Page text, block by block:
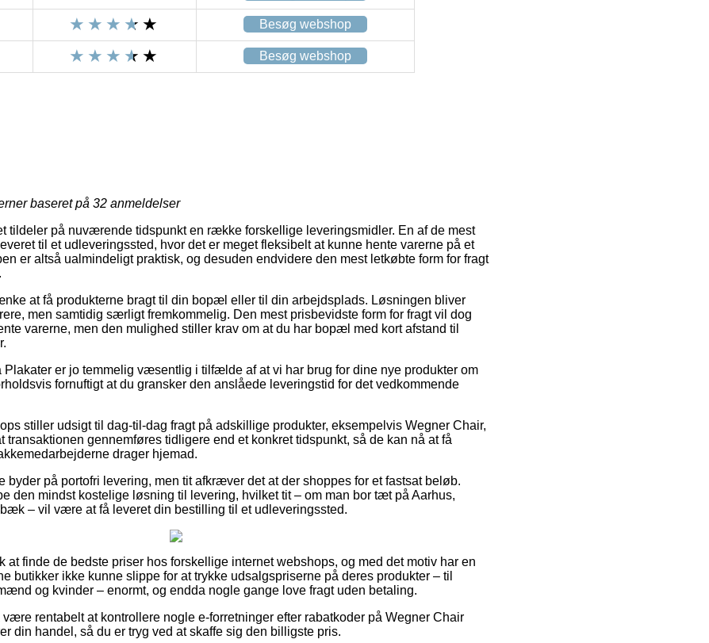
Besøg webshop
Besøg webshop
baseret på 32 anmeldelser
tildeler på nuværende tidspunkt en række forskellige leveringsmidler. En af de mest
til et udleveringssted, hvor det er meget fleksibelt at kunne hente varerne på et
er altså ualmindeligt praktisk, og desuden endvidere den mest letkøbte form for fragt
at få produkterne bragt til din bopæl eller til din arbejdsplads. Løsningen bliver
men samtidig særligt fremkommelig. Den mest prisbevidste form for fragt vil dog
varerne, men den mulighed stiller krav om at du har bopæl med kort afstand til
Plakater er jo temmelig væsentlig i tilfælde af at vi har brug for dine nye produkter om
fornuftigt at du gransker den anslåede leveringstid for det vedkommende
stiller udsigt til dag-til-dag fragt på adskillige produkter, eksempelvis Wegner Chair,
gennemføres tidligere end et konkret tidspunkt, så de kan nå at få
drager hjemad.
byder på portofri levering, men tit afkræver det at der shoppes for et fastsat beløb.
den mindst kostelige løsning til levering, hvilket tit – om man bor tæt på Aarhus,
– vil være at få leveret din bestilling til et udleveringssted.
at finde de bedste priser hos forskellige internet webshops, og med det motiv har en
butikker ikke kunne slippe for at trykke udsalgspriserne på deres produkter – til
og kvinder – enormt, og endda nogle gange love fragt uden betaling.
rentabelt at kontrollere nogle e-forretninger efter rabatkoder på Wegner Chair
din handel, så du er tryg ved at skaffe sig den billigste pris.